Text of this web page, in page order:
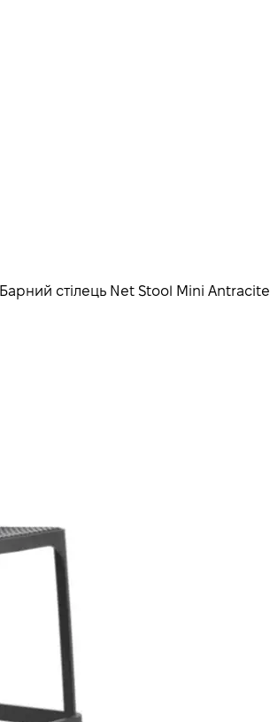
Барний стілець Net Stool Mini Antracite